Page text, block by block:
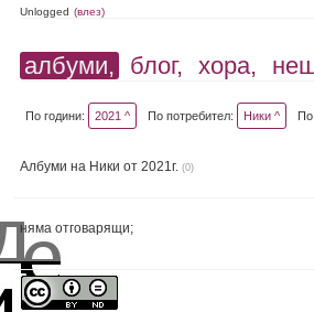
Unlogged (влез)
албуми, блог, хора,
По години: 2021 ^ По потребител: Ники ^
Албуми на Ники от 2021г. (0)
няма отговарящи;